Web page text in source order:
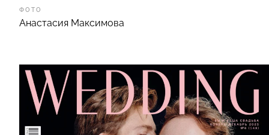
ФОТО
Анастасия Максимова